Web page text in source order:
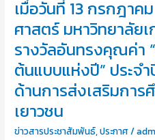
เมื่อวันที่ 13 กรกฎาค
ศาสตร์ มหาวิทยาลัย
รางวัลอันทรงคุณค่า
ต้นแบบแห่งปี” ประจ
ด้านการส่งเสริมกา
เยาวชน
ข่าวสารประชาสัมพันธ์,ประกาศ/
ได้
รับ
รับ
รางวัล
อัน
คุณค่า
“รางวัล